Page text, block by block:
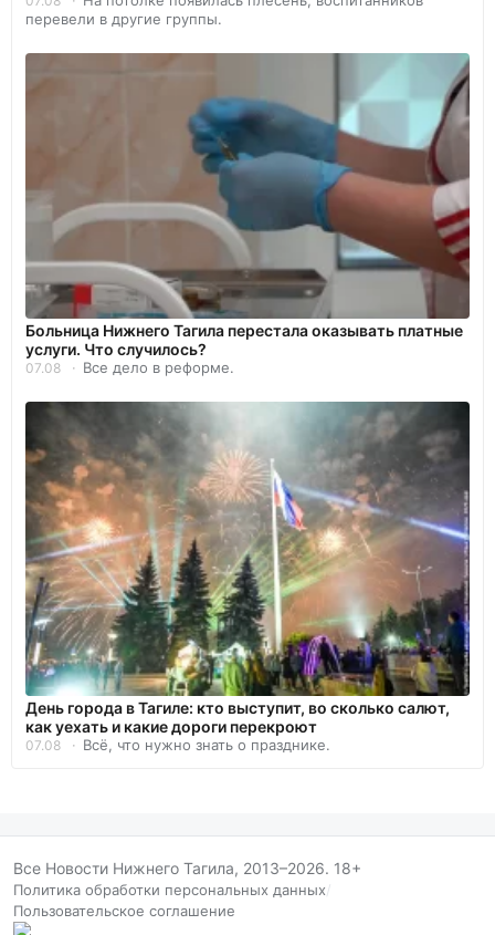
перевели в другие группы.
Больница Нижнего Тагила перестала оказывать платные
услуги. Что случилось?
07.08 Все дело в реформе.
День города в Тагиле: кто выступит, во сколько салют,
как уехать и какие дороги перекроют
07.08 Всё, что нужно знать о празднике.
Все Новости Нижнего Тагила, 2013–2026. 18+
Политика обработки персональных данных/
Пользовательское соглашение